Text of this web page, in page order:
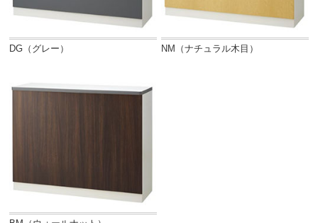
DG（グレー） NM（ナチュラル木目）